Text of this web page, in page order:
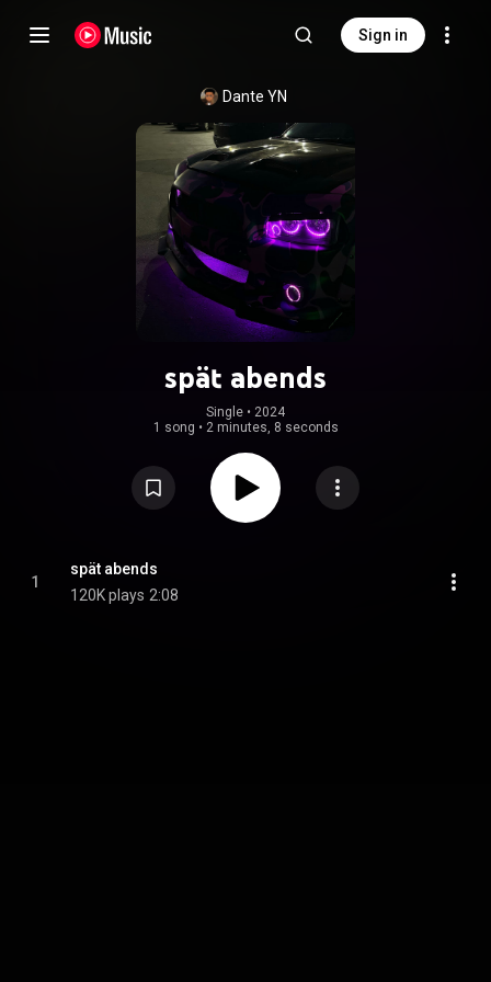
Sign in
Dante YN
spät abends
Single • 2024
1 song • 2 minutes, 8 seconds
1
spät abends
120K plays 2:08